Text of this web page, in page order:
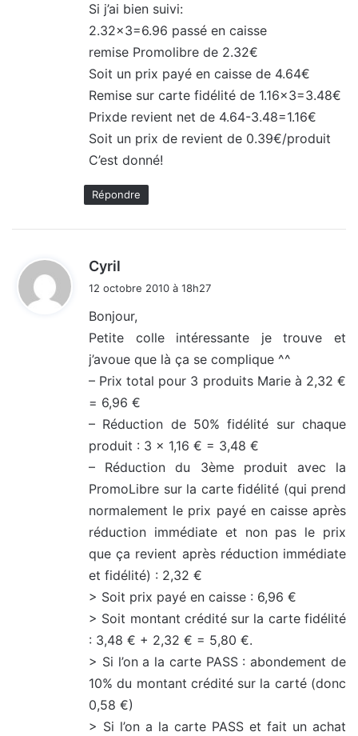
:
Si j’ai bien suivi:
2.32×3=6.96 passé en caisse
remise Promolibre de 2.32€
Soit un prix payé en caisse de 4.64€
Remise sur carte fidélité de 1.16×3=3.48€
Prixde revient net de 4.64-3.48=1.16€
Soit un prix de revient de 0.39€/produit
C’est donné!
Répondre
Cyril
:
12 octobre 2010 à 18h27
Bonjour,
Petite colle intéressante je trouve et
j’avoue que là ça se complique ^^
– Prix total pour 3 produits Marie à 2,32 €
= 6,96 €
– Réduction de 50% fidélité sur chaque
produit : 3 x 1,16 € = 3,48 €
– Réduction du 3ème produit avec la
PromoLibre sur la carte fidélité (qui prend
normalement le prix payé en caisse après
réduction immédiate et non pas le prix
que ça revient après réduction immédiate
et fidélité) : 2,32 €
> Soit prix payé en caisse : 6,96 €
> Soit montant crédité sur la carte fidélité
: 3,48 € + 2,32 € = 5,80 €.
> Si l’on a la carte PASS : abondement de
10% du montant crédité sur la carté (donc
0,58 €)
> Si l’on a la carte PASS et fait un achat